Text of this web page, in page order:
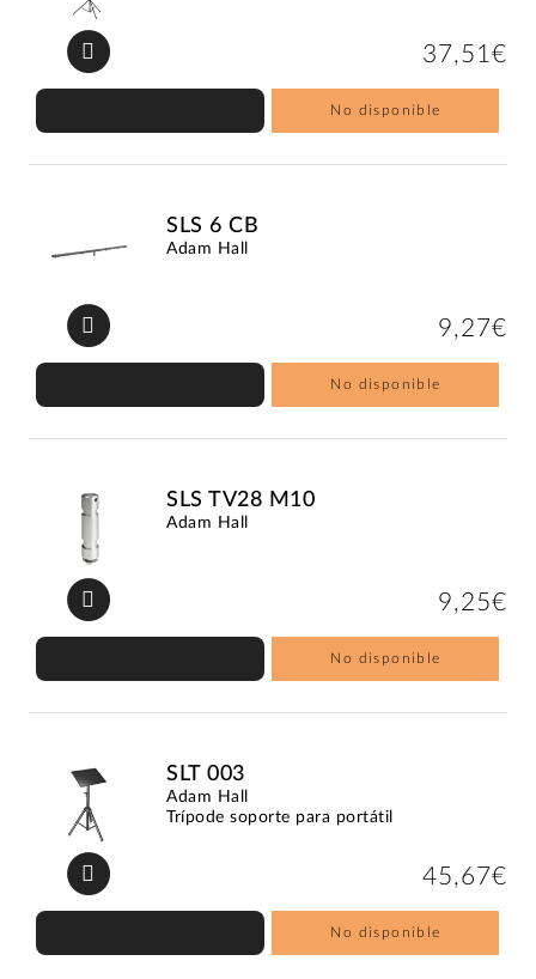
37,51€
No disponible
SLS 6 CB
Adam Hall
9,27€
No disponible
SLS TV28 M10
Adam Hall
9,25€
No disponible
SLT 003
Adam Hall
Trípode soporte para portátil
45,67€
No disponible